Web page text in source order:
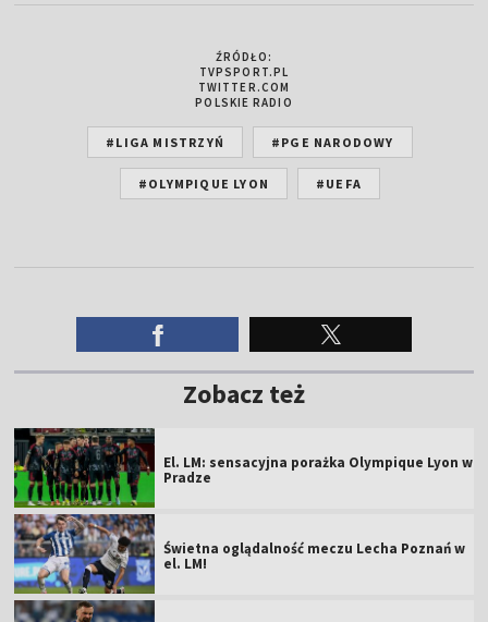
ŹRÓDŁO:
TVPSPORT.PL
TWITTER.COM
POLSKIE RADIO
#LIGA MISTRZYŃ #PGE NARODOWY
#OLYMPIQUE LYON #UEFA
Zobacz też
El. LM: sensacyjna porażka Olympique Lyon w
Pradze
Świetna oglądalność meczu Lecha Poznań w
el. LM!